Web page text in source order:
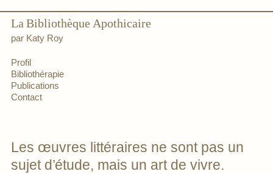
La Bibliothèque Apothicaire
par Katy Roy
Profil
Bibliothérapie
Publications
Contact
Les œuvres littéraires ne sont pas un
sujet d’étude, mais un art de vivre.